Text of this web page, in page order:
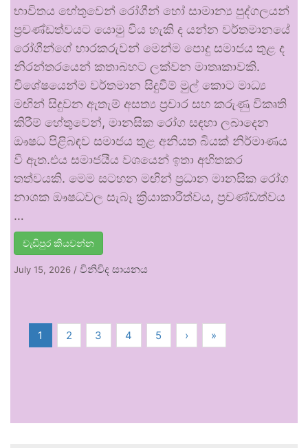
භාවිතය හේතුවෙන් රෝගීන් හෝ සාමාන්‍ය පුද්ගලයන්
ප්‍රචණ්ඩත්වයට යොමු විය හැකි ද යන්න වර්තමානයේ
රෝගීන්ගේ භාරකරුවන් මෙන්ම පොදු සමාජය තුළ ද
නිරන්තරයෙන් කතාබහට ලක්වන මාතෘකාවකි.
විශේෂයෙන්ම වර්තමාන සිදුවීම් මුල් කොට මාධ්‍ය
මඟින් සිදුවන ඇතැම් අසත්‍ය ප්‍රචාර සහ කරුණු විකෘති
කිරීම් හේතුවෙන්, මානසික රෝග සඳහා ලබාදෙන
ඖෂධ පිළිබඳව සමාජය තුළ අනියත බියක් නිර්මාණය
වී ඇත.එය සමාජයීය වශයෙන් ඉතා අහිතකර
තත්වයකි. මෙම සටහන මඟින් ප්‍රධාන මානසික රෝග
නාශක ඖෂධවල සැබෑ ක්‍රියාකාරීත්වය, ප්‍රචණ්ඩත්වය
…
වැඩිපුර කියවන්න
July 15, 2026 / විනිවිද සායනය
1 2 3 4 5 › »